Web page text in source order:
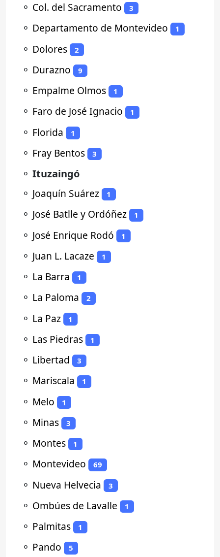
⚬ Col. del Sacramento 3
⚬ Departamento de Montevideo 1
⚬ Dolores 2
⚬ Durazno 9
⚬ Empalme Olmos 1
⚬ Faro de José Ignacio 1
⚬ Florida 1
⚬ Fray Bentos 3
⚬ Ituzaingó
⚬ Joaquín Suárez 1
⚬ José Batlle y Ordóñez 1
⚬ José Enrique Rodó 1
⚬ Juan L. Lacaze 1
⚬ La Barra 1
⚬ La Paloma 2
⚬ La Paz 1
⚬ Las Piedras 1
⚬ Libertad 3
⚬ Mariscala 1
⚬ Melo 1
⚬ Minas 3
⚬ Montes 1
⚬ Montevideo 69
⚬ Nueva Helvecia 3
⚬ Ombúes de Lavalle 1
⚬ Palmitas 1
⚬ Pando 5